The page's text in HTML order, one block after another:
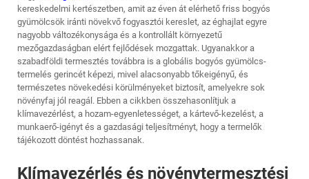
kereskedelmi kertészetben, amit az éven át elérhető friss bogyós
gyümölcsök iránti növekvő fogyasztói kereslet, az éghajlat egyre
nagyobb változékonysága és a kontrollált környezetű
mezőgazdaságban elért fejlődések mozgattak. Ugyanakkor a
szabadföldi termesztés továbbra is a globális bogyós gyümölcs-
termelés gerincét képezi, mivel alacsonyabb tőkeigényű, és
természetes növekedési körülményeket biztosít, amelyekre sok
növényfaj jól reagál. Ebben a cikkben összehasonlítjuk a
klímavezérlést, a hozam-egyenletességet, a kártevő-kezelést, a
munkaerő-igényt és a gazdasági teljesítményt, hogy a termelők
tájékozott döntést hozhassanak.
Klímavezérlés és növénytermesztési